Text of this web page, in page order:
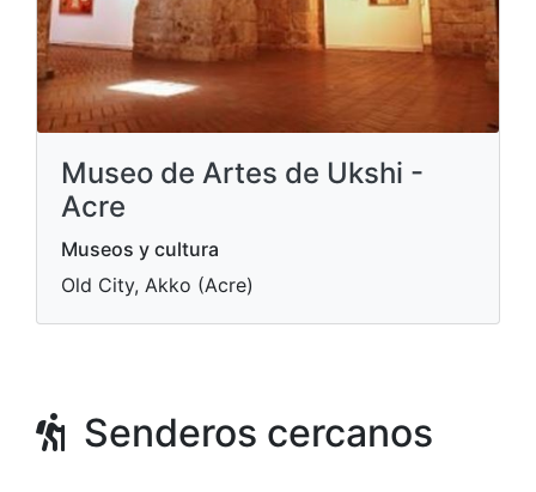
Museo de Artes de Ukshi -
Acre
Museos y cultura
Old City, Akko (Acre)
Senderos cercanos